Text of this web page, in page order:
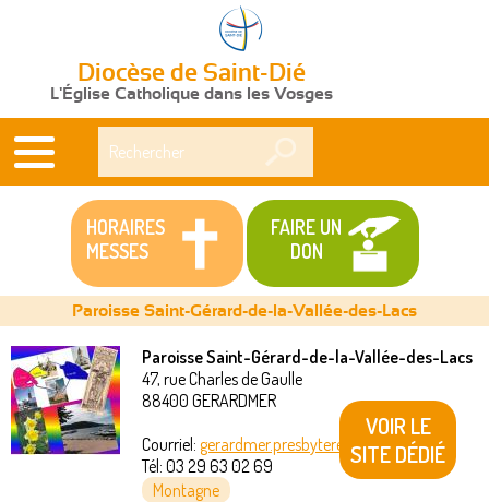
Diocèse de Saint-Dié
L'Église Catholique dans les Vosges
HORAIRES
MESSES
FAIRE UN
DON
Vous
êtes
Paroisse Saint-Gérard-de-la-Vallée-des-Lacs
Paroisse Saint-Gérard-de-la-Vallée-des-Lacs
47, rue Charles de Gaulle
88400 GERARDMER
Courriel: gerardmer.presbytere@akeonet.com
Tél: 03 29 63 02 69
Montagne
VOIR LE
SITE DÉDIÉ